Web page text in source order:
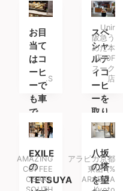
お目
当て
はコ
ーヒ
ーで
も車
で
も。
.S
スペ
シャ
ルテ
ィコ
ーヒ
ーを
取り
扱う
コー
ヒー
専門
店
Unir
阪急う
めだ本
店10F
スーク
店
EXILE
の
TETSUYA
AMAZING
COFFEE
OSAKA
八坂
の塔
を望
アラビカ京都
東山 (%
ARABICA